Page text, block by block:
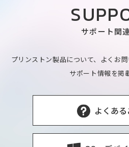
サポート関
プリンストン製品について、よくお
サポート情報を掲
よくあ